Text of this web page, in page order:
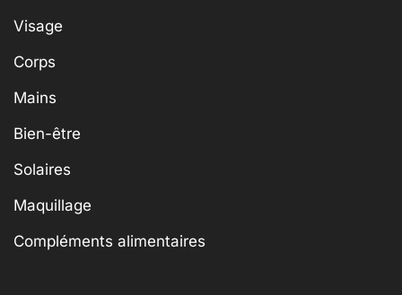
Visage
Corps
Mains
Bien-être
Solaires
Maquillage
Compléments alimentaires